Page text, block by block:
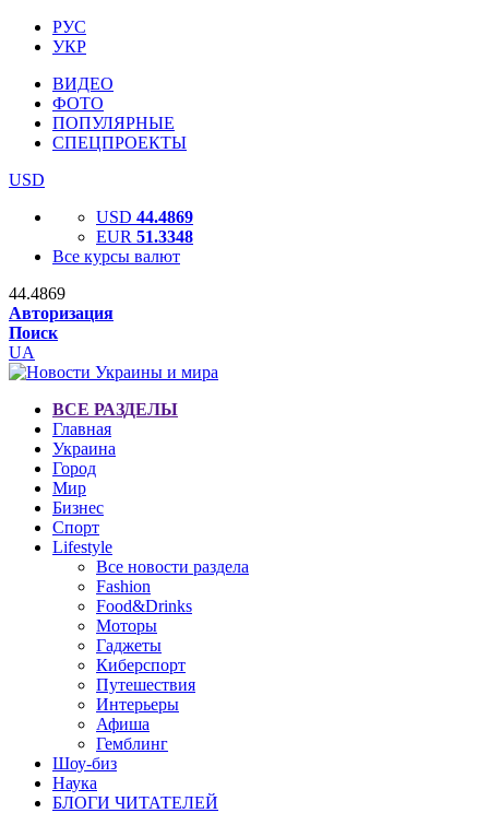
РУС
УКР
ВИДЕО
ФОТО
ПОПУЛЯРНЫЕ
СПЕЦПРОЕКТЫ
USD
USD 44.4869
EUR 51.3348
Все курсы валют
44.4869
Авторизация
Поиск
UA
ВСЕ РАЗДЕЛЫ
Главная
Украина
Город
Мир
Бизнес
Спорт
Lifestyle
Все новости раздела
Fashion
Food&Drinks
Моторы
Гаджеты
Киберспорт
Путешествия
Интерьеры
Афиша
Гемблинг
Шоу-биз
Наука
БЛОГИ ЧИТАТЕЛЕЙ